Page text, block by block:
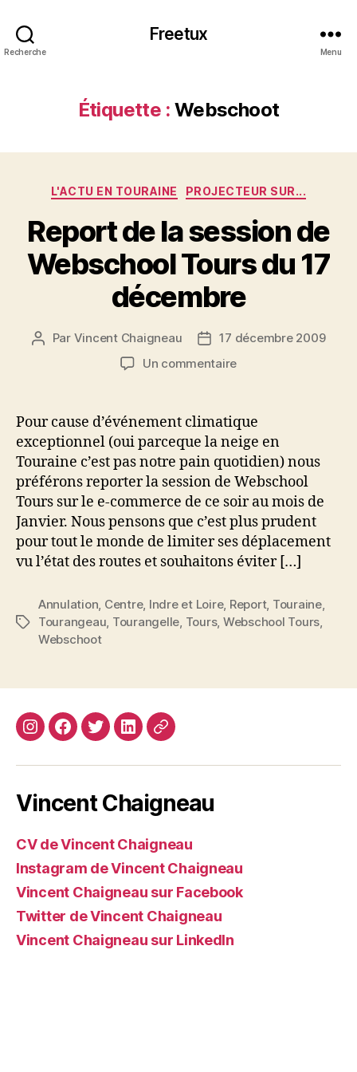
Recherche
Freetux
Menu
Étiquette : Webschoot
Catégories
L'ACTU EN TOURAINE PROJECTEUR SUR...
Report de la session de
Webschool Tours du 17
décembre
Auteur
Par Vincent Chaigneau
Date17 décembre 2009
Un commentairesur
session
de
Webschool
Tours
du
17
décembre
Pour cause d’événement climatique
exceptionnel (oui parceque la neige en
Touraine c’est pas notre pain quotidien) nous
préférons reporter la session de Webschool
Tours sur le e-commerce de ce soir au mois de
Janvier. Nous pensons que c’est plus prudent
pour tout le monde de limiter ses déplacement
vu l’état des routes et souhaitons éviter […]
Étiquettes
Annulation Centre, Indre et Loire, Report, Touraine,
Tourangeau Tourangelle Tours, Webschool Tours
Webschoot
InstagramFacebook
TwitterLinkedin
Site
Vincent Chaigneau
CV de Vincent Chaigneau
Instagram de Vincent Chaigneau
Vincent Chaigneau sur Facebook
Twitter de Vincent Chaigneau
Vincent Chaigneau sur LinkedIn